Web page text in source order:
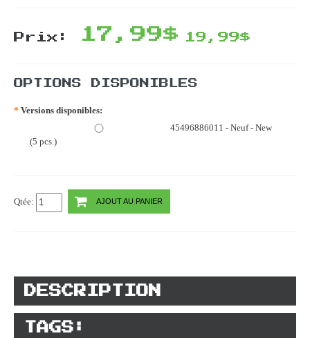
Prix: 17,99$ 19,99$
OPTIONS DISPONIBLES
* Versions disponibles:
45496886011 - Neuf - New
(5 pcs.)
Qtée: AJOUT AU PANIER
DESCRIPTION
TAGS: